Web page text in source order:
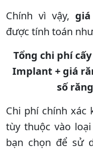
Chính vì vậy,
được tính toán
Tổng chi phí
Implant + giá
số
Chi phí chính xác
tùy thuộc vào
bạn chọn để sử